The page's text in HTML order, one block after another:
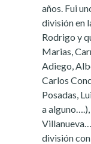
años. Fui
división en
Rodrigo y
Marias,
Adiego,
Carlos
Posadas,
a
división